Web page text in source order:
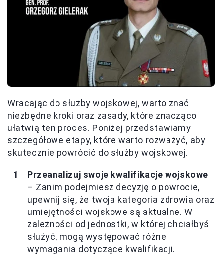
Wracając do służby wojskowej, warto znać
niezbędne kroki oraz zasady, które znacząco
ułatwią ten proces. Poniżej przedstawiamy
szczegółowe etapy, które warto rozważyć, aby
skutecznie powrócić do służby wojskowej.
Przeanalizuj swoje kwalifikacje wojskowe
– Zanim podejmiesz decyzję o powrocie,
upewnij się, że twoja kategoria zdrowia oraz
umiejętności wojskowe są aktualne. W
zależności od jednostki, w której chciałbyś
służyć, mogą występować różne
wymagania dotyczące kwalifikacji.